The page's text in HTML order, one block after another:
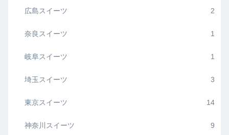
広島スイーツ 2
奈良スイーツ 1
岐阜スイーツ 1
埼玉スイーツ 3
東京スイーツ 14
神奈川スイーツ 9